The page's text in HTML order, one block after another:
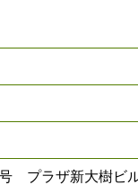
プラザ新大樹ビ